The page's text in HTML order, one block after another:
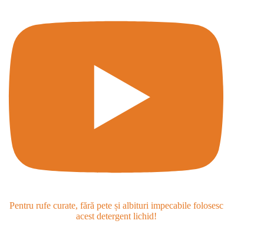
Pentru rufe curate, fără pete și albituri impecabile folosesc
acest detergent lichid!